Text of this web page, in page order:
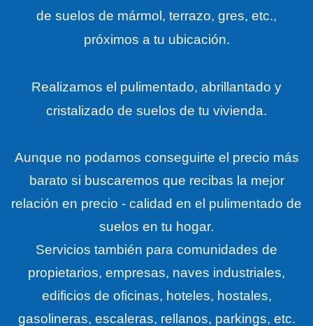
de suelos de mármol, terrazo, gres, etc.,
próximos a tu ubicación.
Realizamos el pulimentado, abrillantado y
cristalizado de suelos de tu vivienda.
Aunque no podamos conseguirte el precio más
barato si buscaremos que recibas la mejor
relación en precio - calidad en el pulimentado de
suelos en tu hogar.
Servicios también para comunidades de
propietarios, empresas, naves industriales,
edificios de oficinas, hoteles, hostales,
gasolineras, escaleras, rellanos, parkings, etc.